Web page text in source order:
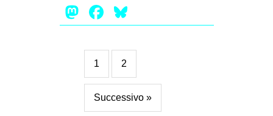
Mastodon
Facebook
1 2
Successivo »